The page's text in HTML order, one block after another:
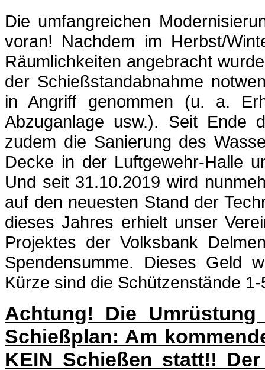
Die umfangreichen
voran! Nachdem im Herbst/
Räumlichkeiten angebracht
der Schießstandabnahme
in Angriff genommen (u. a.
Abzuganlage usw.). Seit Ende
zudem die Sanierung des
Decke in der Luftgewehr-Halle
Und seit 31.10.2019 wird
auf den neuesten Stand der
dieses Jahres erhielt unser
Projektes der Volksbank
Spendensumme. Dieses Geld
Kürze sind die Schützenstände
Achtung! Die
Schießplan: Am
KEIN Schießen statt!!